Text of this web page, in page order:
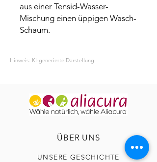
aus einer Tensid-Wasser-
Mischung einen üppigen Wasch-
Schaum.
Hinweis: KI-generierte Darstellung
ÜBER UNS
UNSERE GESCHICHTE